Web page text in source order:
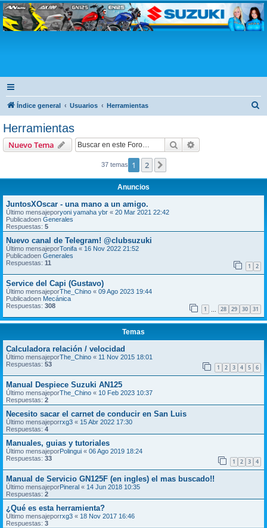
Club Suzuki
Índice general Usuarios Herramientas
Herramientas
Nuevo Tema Buscar
37 temas 1 2
Anuncios
JuntosXOscar - una mano a un amigo.
Último mensajeporyoni yamaha ybr « 20 Mar 2021 22:42
Publicadoen Generales
Respuestas: 5
Nuevo canal de Telegram! @clubsuzuki
Último mensajeporTonifa « 16 Nov 2022 21:52
Publicadoen Generales
Respuestas: 11 1 2
Service del Capi (Gustavo)
Último mensajeporThe_Chino « 09 Ago 2023 19:44
Publicadoen Mecánica
Respuestas: 308 1 … 28 29 30 31
Temas
Calculadora relación / velocidad
Último mensajeporThe_Chino « 11 Nov 2015 18:01
Respuestas: 53 1 2 3 4 5 6
Manual Despiece Suzuki AN125
Último mensajeporThe_Chino « 10 Feb 2023 10:37
Respuestas: 2
Necesito sacar el carnet de conducir en San Luis
Último mensajeporrxg3 « 15 Abr 2022 17:30
Respuestas: 4
Manuales, guias y tutoriales
Último mensajeporPolingui « 06 Ago 2019 18:24
Respuestas: 33 1 2 3 4
Manual de Servicio GN125F (en ingles) el mas buscado!!
Último mensajeporPineral « 14 Jun 2018 10:35
Respuestas: 2
¿Qué es esta herramienta?
Último mensajeporrxg3 « 18 Nov 2017 16:46
Respuestas: 3